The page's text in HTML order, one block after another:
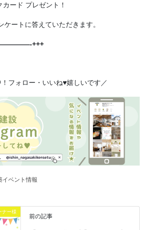
ード プレゼント！
ートに答えていただきます。
+++
フォロー・いいね♥嬉しいです／
イベント情報
ナー様
前の記事